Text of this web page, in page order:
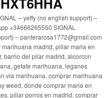
– yeffy (no english support) –
+34666265550 SIGNAL
– panterarosa1772@gmail.com
madrid, pillar maria en
barrio del pilar madrid, alcorcon
getafe marihuana, leganes
via marihuana, comprar marihuana
weed, donde comprar maria en
pillar porros en madrid, comprar